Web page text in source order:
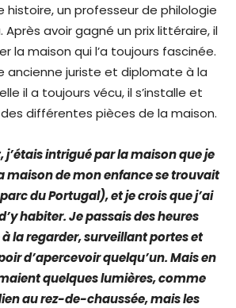
un professeur de philologie
avoir gagné un prix littéraire, il
la maison qui l’a toujours fascinée.
ancienne juriste et diplomate à la
il a toujours vécu, il s’installe et
différentes pièces de la maison.
j’étais intrigué par la maison que je
maison de mon enfance se trouvait
du Portugal), et je crois que j’ai
habiter. Je passais des heures
à la regarder, surveillant portes et
d’apercevoir quelqu’un. Mais en
quelques lumières, comme
au rez-de-chaussée, mais les